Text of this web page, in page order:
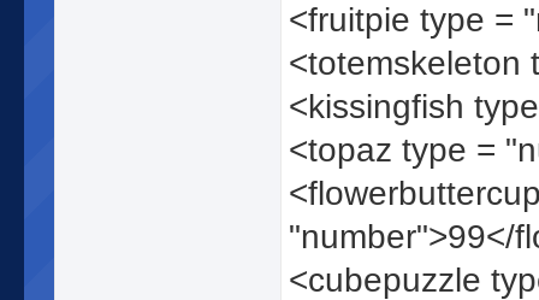
<fruitpie type =
<totemskeleton
<kissingfish
<topaz type =
"number">99</
<cubepuzzle